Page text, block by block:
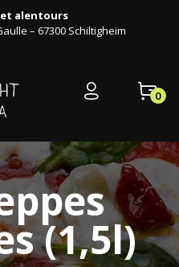
alentours
– 67300 Schiltigheim
0
(1,5l)